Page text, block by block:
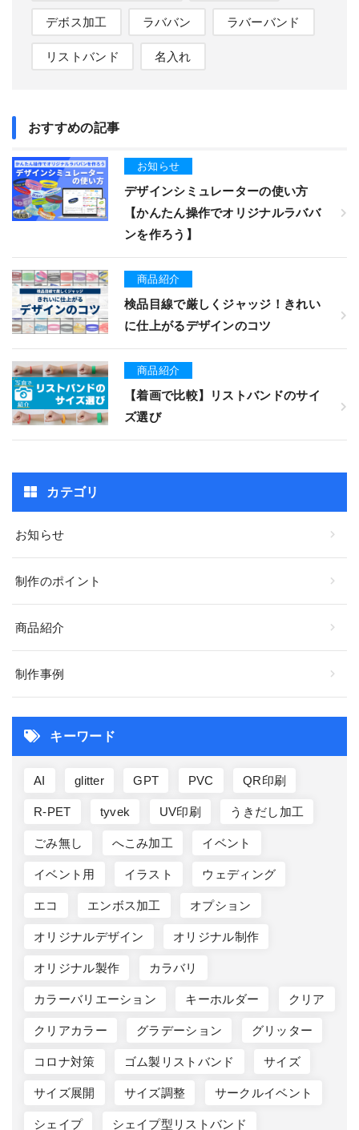
デボス加工 ラババン ラバーバンド
リストバンド 名入れ
おすすめの記事
お知らせ
デザインシミュレーターの使い方
【かんたん操作でオリジナルラババ
ンを作ろう】
商品紹介
検品目線で厳しくジャッジ！きれい
に仕上がるデザインのコツ
商品紹介
【着画で比較】リストバンドのサイ
ズ選び
カテゴリ
お知らせ
制作のポイント
商品紹介
制作事例
キーワード
AI glitter GPT PVC QR印刷
R-PET tyvek UV印刷 うきだし加工
ごみ無し へこみ加工 イベント
イベント用 イラスト ウェディング
エコ エンボス加工 オプション
オリジナルデザイン オリジナル制作
オリジナル製作 カラバリ
カラーバリエーション キーホルダー クリア
クリアカラー グラデーション グリッター
コロナ対策 ゴム製リストバンド サイズ
サイズ展開 サイズ調整 サークルイベント
シェイプ シェイプ型リストバンド